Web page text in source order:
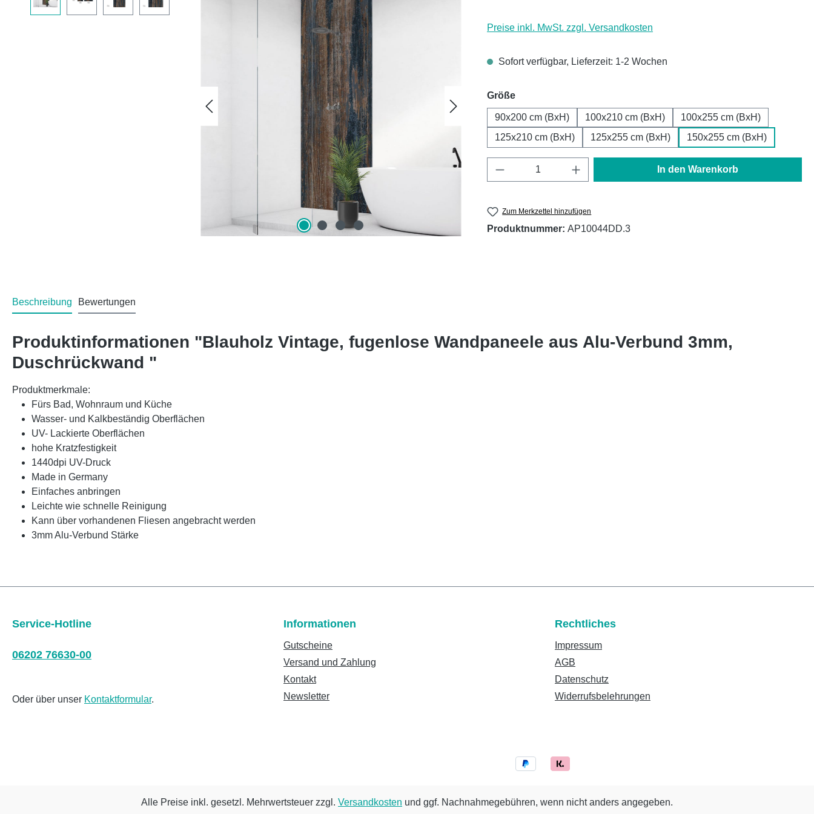
Preise inkl. MwSt. zzgl. Versandkosten
Sofort verfügbar, Lieferzeit: 1-2 Wochen
Größeauswählen
90x200 cm (BxH) 100x210 cm (BxH)
100x255 cm (BxH)
125x210 cm (BxH)
125x255 cm (BxH) 150x255 cm (BxH)
Produkt Anzahl: Gib den gewünschten Wert ein
In den Warenkorb
Zum Merkzettel hinzufügen
Produktnummer: AP10044DD.3
Beschreibung Bewertungen
Produktinformationen "Blauholz Vintage, fugenlose Wandpaneele aus Alu-Verbund 3mm,
Duschrückwand "
Produktmerkmale:
Fürs Bad, Wohnraum und Küche
Wasser- und Kalkbeständig Oberflächen
UV- Lackierte Oberflächen
hohe Kratzfestigkeit
1440dpi UV-Druck
Made in Germany
Einfaches anbringen
Leichte wie schnelle Reinigung
Kann über vorhandenen Fliesen angebracht werden
3mm Alu-Verbund Stärke
Service-Hotline
06202 76630-00
Oder über unser Kontaktformular.
Informationen
Gutscheine
Versand und Zahlung
Kontakt
Newsletter
Rechtliches
Impressum
AGB
Datenschutz
Widerrufsbelehrungen
Alle Preise inkl. gesetzl. Mehrwertsteuer zzgl. Versandkosten und ggf. Nachnahmegebühren, wenn nicht anders angegeben.